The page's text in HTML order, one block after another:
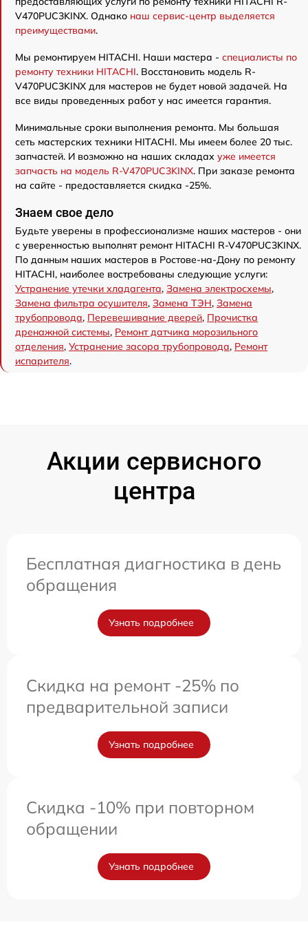
V470PUC3KINX. Однако наш сервис-центр выделяется
преимуществами.
Мы ремонтируем HITACHI. Наши мастера - специалисты по
ремонту техники HITACHI. Восстановить модель R-
V470PUC3KINX для мастеров не будет новой задачей. На
все виды проведенных работ у нас имеется гарантия.
Минимальные сроки выполнения ремонта. Мы большая
сеть мастерских техники HITACHI. Мы имеем более 20 тыс.
запчастей. И возможно на наших складах уже имеется
запчасть на модель R-V470PUC3KINX. При заказе ремонта
на сайте - предоставляется скидка -25%.
Знаем свое дело
Будьте уверены в профессионализме наших мастеров - они
с уверенностью выполнят ремонт HITACHI R-V470PUC3KINX.
По данным наших мастеров в Ростове-на-Дону по ремонту
HITACHI, наиболее востребованы следующие услуги:
Устранение утечки хладагента, Замена электросхемы,
Замена фильтра осушителя, Замена ТЭН, Замена
трубопровода, Перевешивание дверей, Прочистка
дренажной системы, Ремонт датчика морозильного
отделения, Устранение засора трубопровода, Ремонт
испарителя.
Акции сервисного
центра
Бесплатная диагностика в день
обращения
Узнать подробнее
Скидка на ремонт -25% по
предварительной записи
Узнать подробнее
Скидка -10% при повторном
обращении
Узнать подробнее